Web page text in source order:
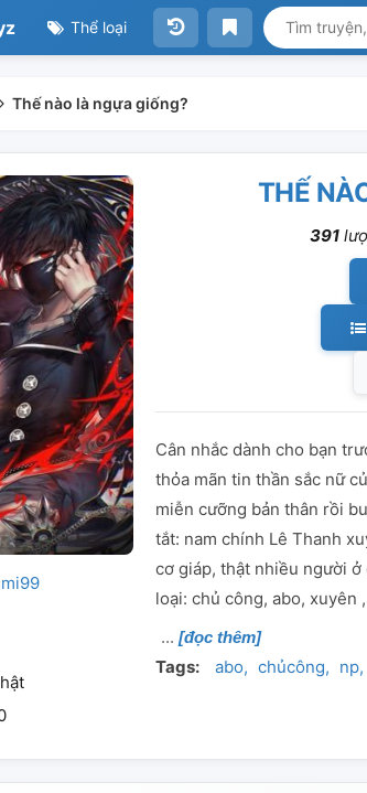
Thể loại
Thế nào là ngựa giống?
THẾ
391
Cân nhắc dành cho bạn
thỏa mãn tin thần sắc nữ
miễn cưỡng bản thân rồi
tắt: nam chính Lê Thanh
cơ giáp, thật nhiều người ở
loại: chủ công, abo, xuyên
[đọc thêm]
Tags: abo chủcông np